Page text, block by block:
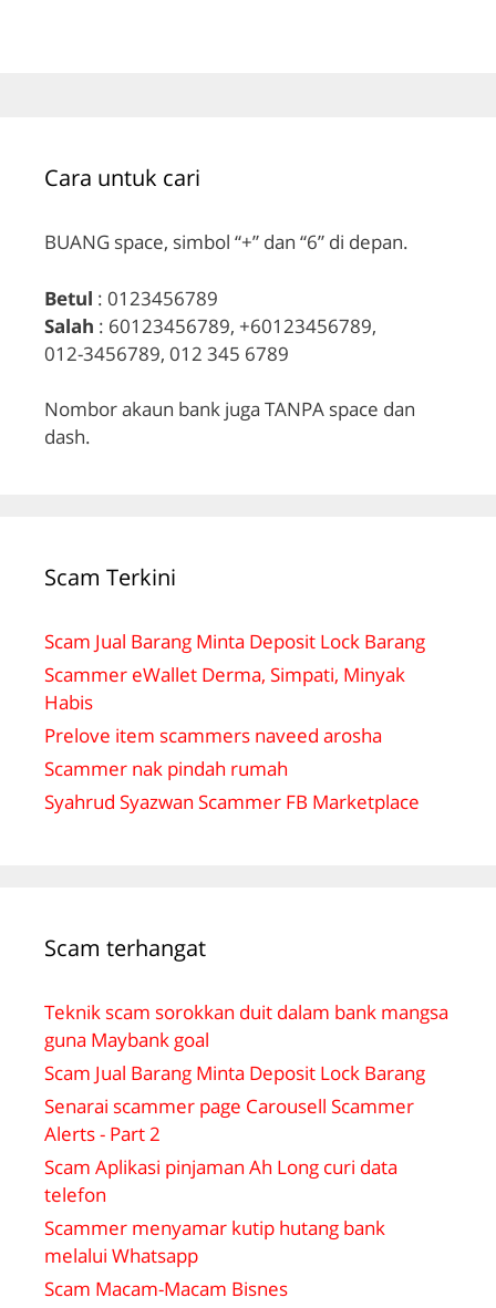
Cara untuk cari
BUANG space, simbol “+” dan “6” di depan.
Betul : 0123456789
Salah : 60123456789, +60123456789,
012-3456789, 012 345 6789
Nombor akaun bank juga TANPA space dan
dash.
Scam Terkini
Scam Jual Barang Minta Deposit Lock Barang
Scammer eWallet Derma, Simpati, Minyak
Habis
Prelove item scammers naveed arosha
Scammer nak pindah rumah
Syahrud Syazwan Scammer FB Marketplace
Scam terhangat
Teknik scam sorokkan duit dalam bank mangsa
guna Maybank goal
Scam Jual Barang Minta Deposit Lock Barang
Senarai scammer page Carousell Scammer
Alerts - Part 2
Scam Aplikasi pinjaman Ah Long curi data
telefon
Scammer menyamar kutip hutang bank
melalui Whatsapp
Scam Macam-Macam Bisnes